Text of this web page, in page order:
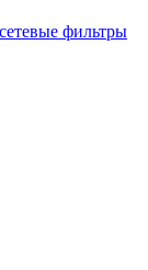
фильтры